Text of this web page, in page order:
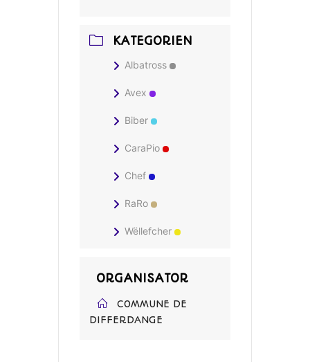
KATEGORIEN
Albatross
Avex
Biber
CaraPio
Chef
RaRo
Wëllefcher
ORGANISATOR
COMMUNE DE
DIFFERDANGE